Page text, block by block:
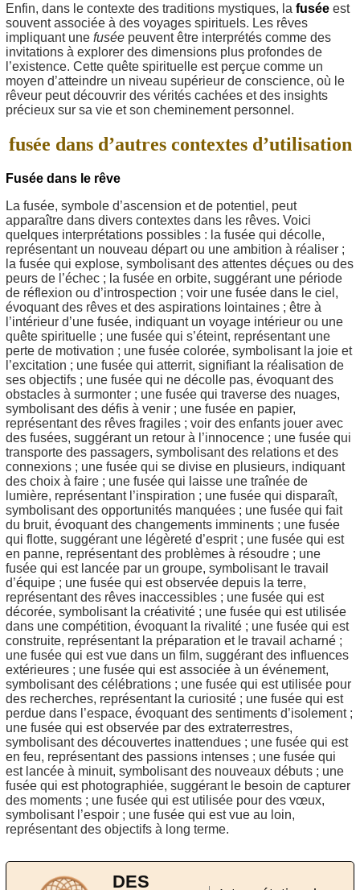
Enfin, dans le contexte des traditions mystiques, la fusée est
souvent associée à des voyages spirituels. Les rêves
impliquant une fusée peuvent être interprétés comme des
invitations à explorer des dimensions plus profondes de
l’existence. Cette quête spirituelle est perçue comme un
moyen d’atteindre un niveau supérieur de conscience, où le
rêveur peut découvrir des vérités cachées et des insights
précieux sur sa vie et son cheminement personnel.
fusée dans d’autres contextes d’utilisation
Fusée dans le rêve
La fusée, symbole d’ascension et de potentiel, peut
apparaître dans divers contextes dans les rêves. Voici
quelques interprétations possibles : la fusée qui décolle,
représentant un nouveau départ ou une ambition à réaliser ;
la fusée qui explose, symbolisant des attentes déçues ou des
peurs de l’échec ; la fusée en orbite, suggérant une période
de réflexion ou d’introspection ; voir une fusée dans le ciel,
évoquant des rêves et des aspirations lointaines ; être à
l’intérieur d’une fusée, indiquant un voyage intérieur ou une
quête spirituelle ; une fusée qui s’éteint, représentant une
perte de motivation ; une fusée colorée, symbolisant la joie et
l’excitation ; une fusée qui atterrit, signifiant la réalisation de
ses objectifs ; une fusée qui ne décolle pas, évoquant des
obstacles à surmonter ; une fusée qui traverse des nuages,
symbolisant des défis à venir ; une fusée en papier,
représentant des rêves fragiles ; voir des enfants jouer avec
des fusées, suggérant un retour à l’innocence ; une fusée qui
transporte des passagers, symbolisant des relations et des
connexions ; une fusée qui se divise en plusieurs, indiquant
des choix à faire ; une fusée qui laisse une traînée de
lumière, représentant l’inspiration ; une fusée qui disparaît,
symbolisant des opportunités manquées ; une fusée qui fait
du bruit, évoquant des changements imminents ; une fusée
qui flotte, suggérant une légèreté d’esprit ; une fusée qui est
en panne, représentant des problèmes à résoudre ; une
fusée qui est lancée par un groupe, symbolisant le travail
d’équipe ; une fusée qui est observée depuis la terre,
représentant des rêves inaccessibles ; une fusée qui est
décorée, symbolisant la créativité ; une fusée qui est utilisée
dans une compétition, évoquant la rivalité ; une fusée qui est
construite, représentant la préparation et le travail acharné ;
une fusée qui est vue dans un film, suggérant des influences
extérieures ; une fusée qui est associée à un événement,
symbolisant des célébrations ; une fusée qui est utilisée pour
des recherches, représentant la curiosité ; une fusée qui est
perdue dans l’espace, évoquant des sentiments d’isolement ;
une fusée qui est observée par des extraterrestres,
symbolisant des découvertes inattendues ; une fusée qui est
en feu, représentant des passions intenses ; une fusée qui
est lancée à minuit, symbolisant des nouveaux débuts ; une
fusée qui est photographiée, suggérant le besoin de capturer
des moments ; une fusée qui est utilisée pour des vœux,
symbolisant l’espoir ; une fusée qui est vue au loin,
représentant des objectifs à long terme.
DES